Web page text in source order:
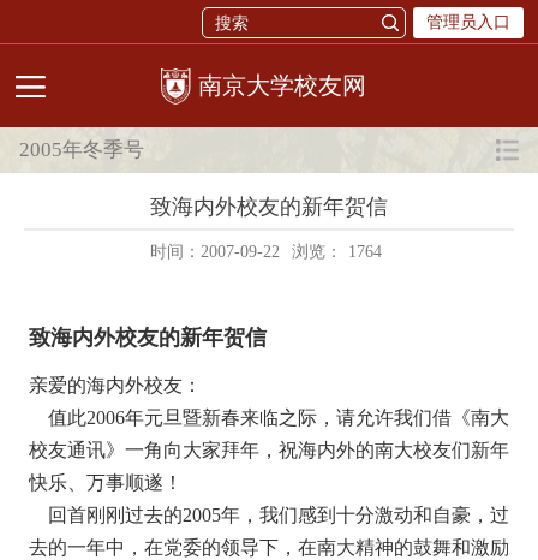
管理员入口
校友网
2005年冬季号
致海内外校友的新年贺信
时间：2007-09-22 浏览： 1764
致海内外校友的新年贺信
亲爱的海内外校友：
值此2006年元旦暨新春来临之际，请允许我们借《南大
校友通讯》一角向大家拜年，祝海内外的南大校友们新年
快乐、万事顺遂！
回首刚刚过去的2005年，我们感到十分激动和自豪，过
去的一年中，在党委的领导下，在南大精神的鼓舞和激励